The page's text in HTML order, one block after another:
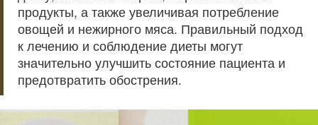
продукты, а также увеличивая потребление
овощей и нежирного мяса. Правильный подход
к лечению и соблюдение диеты могут
значительно улучшить состояние пациента и
предотвратить обострения.